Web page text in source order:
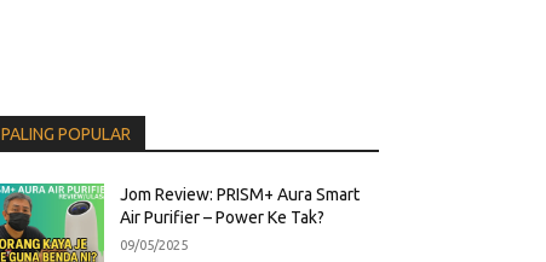
PALING POPULAR
Jom Review: PRISM+ Aura Smart
Air Purifier – Power Ke Tak?
09/05/2025